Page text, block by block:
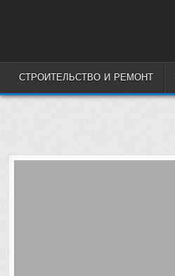
СТРОИТЕЛЬСТВО И РЕМОНТ